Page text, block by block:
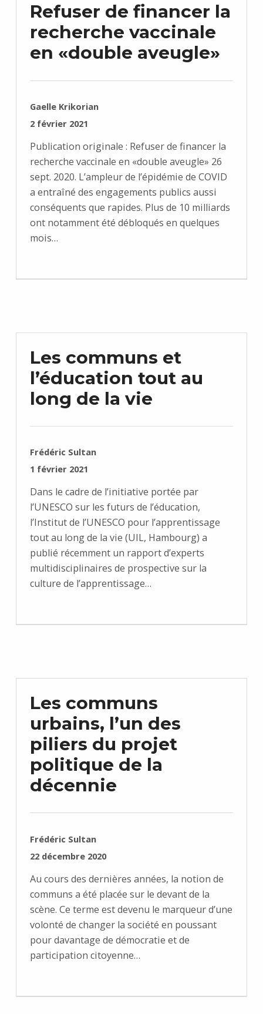
Refuser de financer la
recherche vaccinale
en «double aveugle»
RÉDIGÉ PAR :
Gaelle Krikorian
PUBLIÉ SUR :
2 février 2021
Publication originale : Refuser de financer la
recherche vaccinale en «double aveugle» 26
sept. 2020. L’ampleur de l’épidémie de COVID
a entraîné des engagements publics aussi
conséquents que rapides. Plus de 10 milliards
ont notamment été débloqués en quelques
mois…
Les communs et
l’éducation tout au
long de la vie
RÉDIGÉ PAR :
Frédéric Sultan
PUBLIÉ SUR :
1 février 2021
Dans le cadre de l’initiative portée par
l’UNESCO sur les futurs de l’éducation,
l’Institut de l’UNESCO pour l’apprentissage
tout au long de la vie (UIL, Hambourg) a
publié récemment un rapport d’experts
multidisciplinaires de prospective sur la
culture de l’apprentissage…
Les communs
urbains, l’un des
piliers du projet
politique de la
décennie
RÉDIGÉ PAR :
Frédéric Sultan
PUBLIÉ SUR :
22 décembre 2020
Au cours des dernières années, la notion de
communs a été placée sur le devant de la
scène. Ce terme est devenu le marqueur d’une
volonté de changer la société en poussant
pour davantage de démocratie et de
participation citoyenne…